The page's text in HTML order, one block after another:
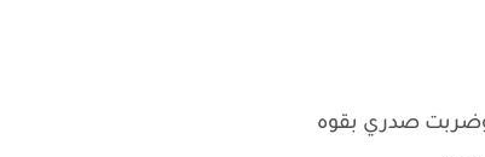
صدري بقوه